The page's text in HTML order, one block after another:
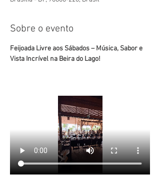
Sobre o evento
Feijoada Livre aos Sábados – Música, Sabor e
Vista Incrível na Beira do Lago!